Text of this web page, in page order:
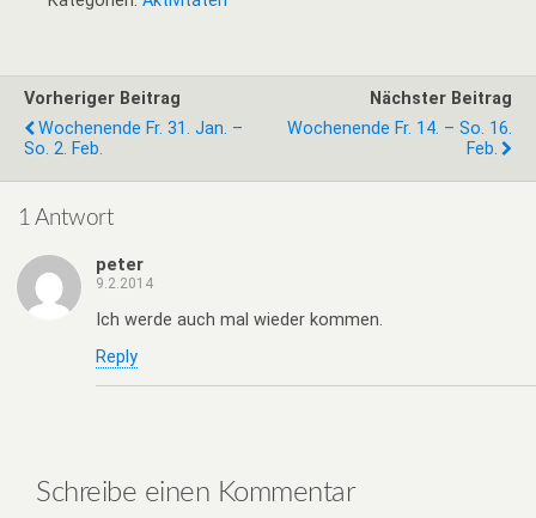
Vorheriger Beitrag
Wochenende Fr. 31. Jan. –
So. 2. Feb.
Nächster Beitrag
Wochenende Fr. 14. – So. 16.
Feb.
1 Antwort
peter
9.2.2014
Ich werde auch mal wieder kommen.
Reply
Schreibe einen Kommentar